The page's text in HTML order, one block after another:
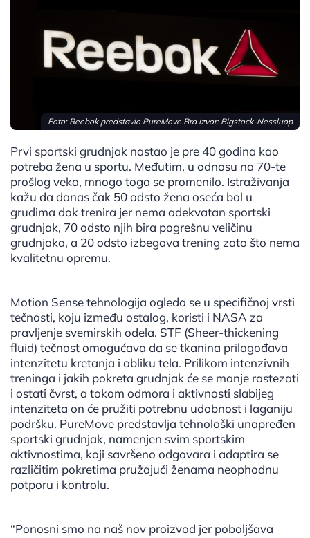
Foto: Reebok predstavio PureMove Bra Izvor: Bigstock-Nessluop
Prvi sportski grudnjak nastao je pre 40 godina kao
potreba žena u sportu. Međutim, u odnosu na 70-te
prošlog veka, mnogo toga se promenilo. Istraživanja
kažu da danas čak 50 odsto žena oseća bol u
grudima dok trenira jer nema adekvatan sportski
grudnjak, 70 odsto njih bira pogrešnu veličinu
grudnjaka, a 20 odsto izbegava trening zato što nema
kvalitetnu opremu.
Motion Sense tehnologija ogleda se u specifičnoj vrsti
tečnosti, koju između ostalog, koristi i NASA za
pravljenje svemirskih odela. STF (Sheer-thickening
fluid) tečnost omogućava da se tkanina prilagođava
intenzitetu kretanja i obliku tela. Prilikom intenzivnih
treninga i jakih pokreta grudnjak će se manje rastezati
i ostati čvrst, a tokom odmora i aktivnosti slabijeg
intenziteta on će pružiti potrebnu udobnost i laganiju
podršku. PureMove predstavlja tehnološki unapređen
sportski grudnjak, namenjen svim sportskim
aktivnostima, koji savršeno odgovara i adaptira se
različitim pokretima pružajući ženama neophodnu
potporu i kontrolu.
“Ponosni smo na naš nov proizvod jer poboljšava